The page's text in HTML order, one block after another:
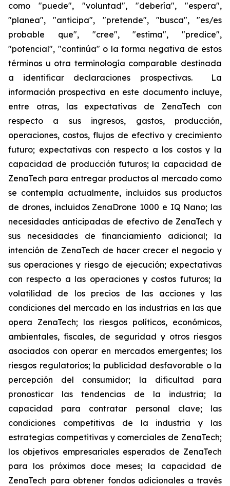
como "puede", "voluntad", "debería", "espera",
"planea", "anticipa", "pretende", "busca", "es/es
probable que", "cree", "estima", "predice",
"potencial", "continúa" o la forma negativa de estos
términos u otra terminología comparable destinada
a identificar declaraciones prospectivas. La
información prospectiva en este documento incluye,
entre otras, las expectativas de ZenaTech con
respecto a sus ingresos, gastos, producción,
operaciones, costos, flujos de efectivo y crecimiento
futuro; expectativas con respecto a los costos y la
capacidad de producción futuros; la capacidad de
ZenaTech para entregar productos al mercado como
se contempla actualmente, incluidos sus productos
de drones, incluidos ZenaDrone 1000 e IQ Nano; las
necesidades anticipadas de efectivo de ZenaTech y
sus necesidades de financiamiento adicional; la
intención de ZenaTech de hacer crecer el negocio y
sus operaciones y riesgo de ejecución; expectativas
con respecto a las operaciones y costos futuros; la
volatilidad de los precios de las acciones y las
condiciones del mercado en las industrias en las que
opera ZenaTech; los riesgos políticos, económicos,
ambientales, fiscales, de seguridad y otros riesgos
asociados con operar en mercados emergentes; los
riesgos regulatorios; la publicidad desfavorable o la
percepción del consumidor; la dificultad para
pronosticar las tendencias de la industria; la
capacidad para contratar personal clave; las
condiciones competitivas de la industria y las
estrategias competitivas y comerciales de ZenaTech;
los objetivos empresariales esperados de ZenaTech
para los próximos doce meses; la capacidad de
ZenaTech para obtener fondos adicionales a través